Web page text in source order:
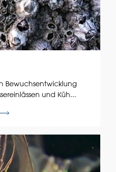
Bewuchsentwicklung
und Küh...